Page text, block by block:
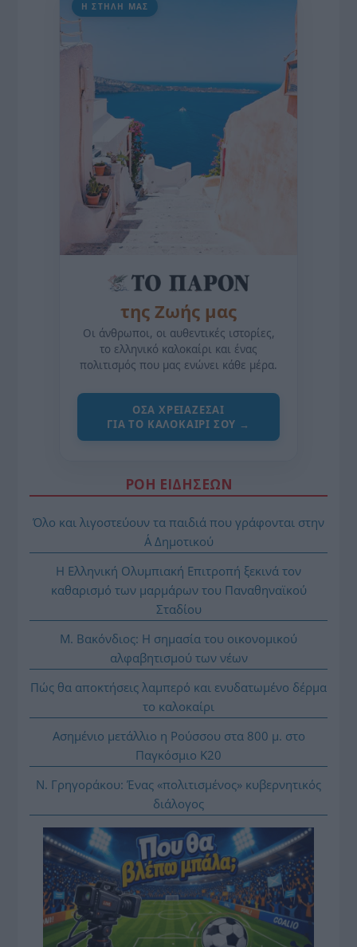
Η ΣΤΗΛΗ ΜΑΣ
της Ζωής μας
Οι άνθρωποι, οι αυθεντικές ιστορίες,
το ελληνικό καλοκαίρι και ένας
πολιτισμός που μας ενώνει κάθε μέρα.
ΌΣΑ ΧΡΕΙΆΖΕΣΑΙ
ΓΙΑ ΤΟ ΚΑΛΟΚΑΊΡΙ ΣΟΥ →
ΡΟΗ ΕΙΔΗΣΕΩΝ
Όλο και λιγοστεύουν τα παιδιά που γράφονται στην
Α΄ Δημοτικού
Η Ελληνική Ολυμπιακή Επιτροπή ξεκινά τον
καθαρισμό των μαρμάρων του Παναθηναϊκού
Σταδίου
Μ. Βακόνδιος: H σημασία του οικονομικού
αλφαβητισμού των νέων
Πώς θα αποκτήσεις λαμπερό και ενυδατωμένο δέρμα
το καλοκαίρι
Ασημένιο μετάλλιο η Ρούσσου στα 800 μ. στο
Παγκόσμιο Κ20
Ν. Γρηγοράκου: Ένας «πολιτισμένος» κυβερνητικός
διάλογος